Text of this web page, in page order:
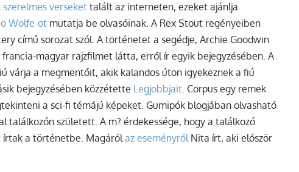
szerelmes versekettalált az interneten, ezeket ajánlja
Wolfe-ot mutatja be olvasóinak. A Rex Stout regényeiben
című sorozat szól. A történetet a segédje, Archie Goodwin
francia-magyar rajzfilmet látta, erről ír egyik bejegyzésében. A
várja a megmentőit, akik kalandos úton igyekeznek a fiú
bejegyzésében közzétette Legjobbjait. Corpus egy remek
a sci-fi témájú képeket. Gumipók blogjában olvasható
találkozón született. A m? érdekessége, hogy a találkozó
írtak a történetbe. Magárólaz eseményrőlNita írt, aki először